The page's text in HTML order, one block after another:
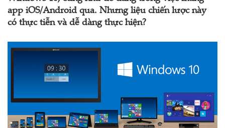
app iOS/Android qua. Nhưng liệu chiến lược này
có thực tiễn và dễ dàng thực hiện?